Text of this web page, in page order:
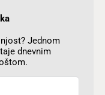
Jednom
dnevnim